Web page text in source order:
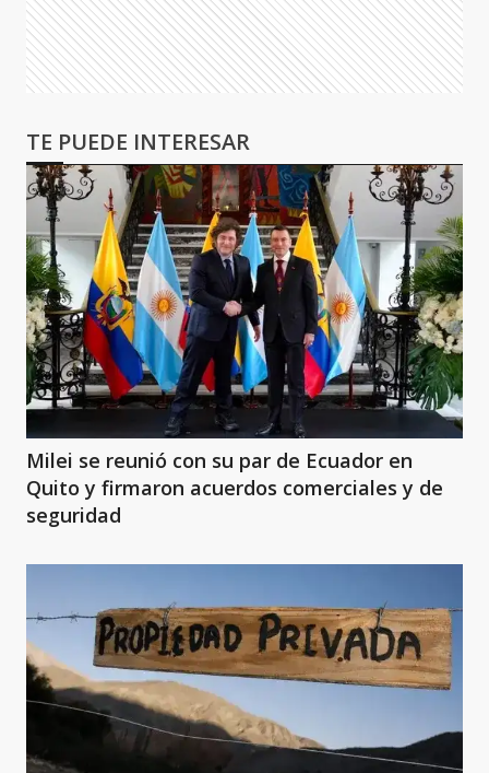
TE PUEDE INTERESAR
Milei se reunió con su par de Ecuador en
Quito y firmaron acuerdos comerciales y de
seguridad